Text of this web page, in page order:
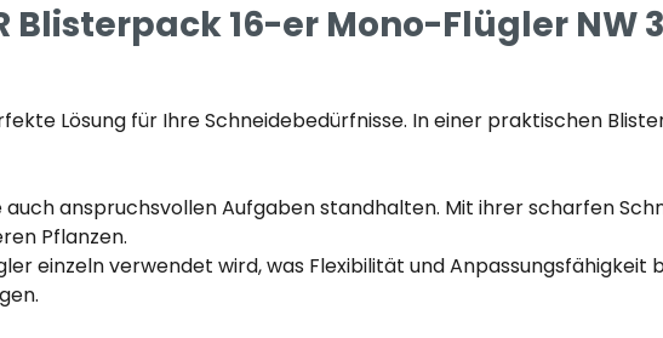
Blisterpack 16-er Mono-Flügler NW
Lösung für Ihre Schneidebedürfnisse. In einer praktischen
anspruchsvollen Aufgaben standhalten. Mit ihrer scharfen
Pflanzen.
einzeln verwendet wird, was Flexibilität und Anpassungsfähigkeit